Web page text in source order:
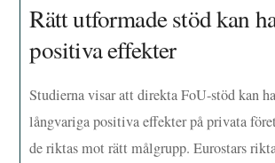
Rätt utformade stöd kan
positiva effekter
Studierna visar att direkta FoU-stöd kan
långvariga positiva effekter på privata
de riktas mot rätt målgrupp. Eurostars